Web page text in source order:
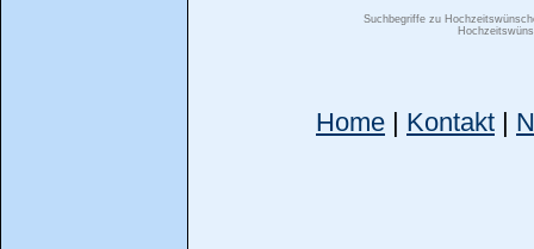
Suchbegriffe zu
Home | Kontakt |